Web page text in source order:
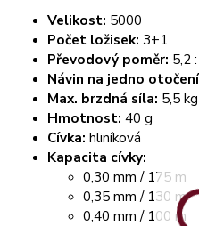
Velikost: 5000
Počet ložisek: 3+1
Převodový poměr: 5,2
Návin na jedno
Max. brzdná síla: 5,5 kg
Hmotnost: 40 g
Cívka: hliníková
Kapacita cívky:
0,30 mm / 175 m
0,35 mm / 130 m
0,40 mm / 100 m